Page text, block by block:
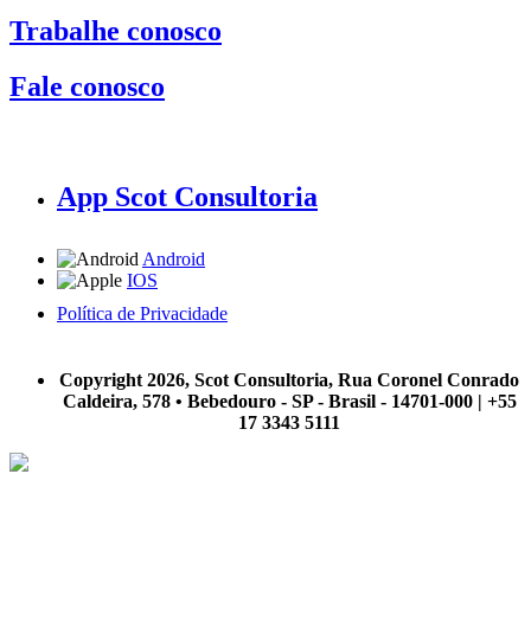
Trabalhe conosco
Fale conosco
App Scot Consultoria
Android
IOS
Política de Privacidade
Copyright 2026, Scot Consultoria, Rua Coronel Conrado
Caldeira, 578 • Bebedouro - SP - Brasil - 14701-000 | +55
17 3343 5111